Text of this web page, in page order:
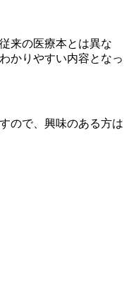
来の医療本とは異な
かりやすい内容となっ
ので、興味のある方は